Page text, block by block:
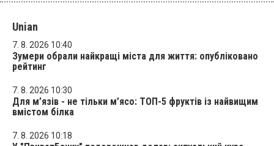
Unian
7. 8. 2026 10:40
Зумери обрали найкращі міста для життя: опубліковано
рейтинг
7. 8. 2026 10:30
Для м’язів - не тільки м’ясо: ТОП-5 фруктів із найвищим
вмістом білка
7. 8. 2026 10:18